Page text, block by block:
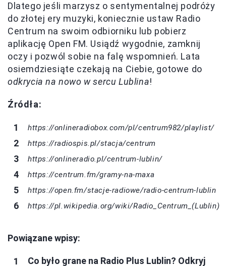
Dlatego jeśli marzysz o sentymentalnej podróży
do złotej ery muzyki, koniecznie ustaw Radio
Centrum na swoim odbiorniku lub pobierz
aplikację Open FM. Usiądź wygodnie, zamknij
oczy i pozwól sobie na falę wspomnień. Lata
osiemdziesiąte czekają na Ciebie, gotowe do
odkrycia na nowo w sercu Lublina!
Źródła:
https://onlineradiobox.com/pl/centrum982/playlist/
https://radiospis.pl/stacja/centrum
https://onlineradio.pl/centrum-lublin/
https://centrum.fm/gramy-na-maxa
https://open.fm/stacje-radiowe/radio-centrum-lublin
https://pl.wikipedia.org/wiki/Radio_Centrum_(Lublin)
Powiązane wpisy:
Co było grane na Radio Plus Lublin? Odkryj